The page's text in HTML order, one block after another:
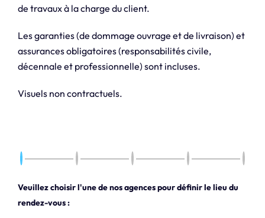
de travaux à la charge du client.
Les garanties (de dommage ouvrage et de livraison) et
assurances obligatoires (responsabilités civile,
décennale et professionnelle) sont incluses.
Visuels non contractuels.
Veuillez choisir l'une de nos agences pour définir le lieu du
rendez-vous :